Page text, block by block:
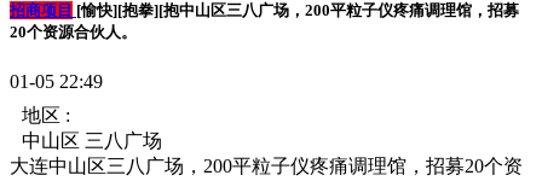
招商项目 [愉快][抱拳][抱中山区三八广场，200平粒子仪疼痛调理馆，招募
20个资源合伙人。
01-05 22:49
地区 :
中山区 三八广场
大连中山区三八广场，200平粒子仪疼痛调理馆，招募20个资